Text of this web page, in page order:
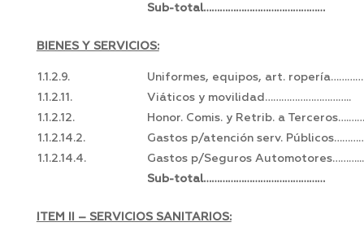
Sub-total………………………………………
BIENES Y SERVICIOS:
1.1.2.9.
Uniformes, equipos, art.
1.1.2.11.
Viáticos y movilidad…………………………..
1.1.2.12.
Honor. Comis. y Retrib. a
1.1.2.14.2.
Gastos p/atención serv.
1.1.2.14.4.
Gastos p/Seguros
Sub-total………………………………………
ITEM II – SERVICIOS SANITARIOS: